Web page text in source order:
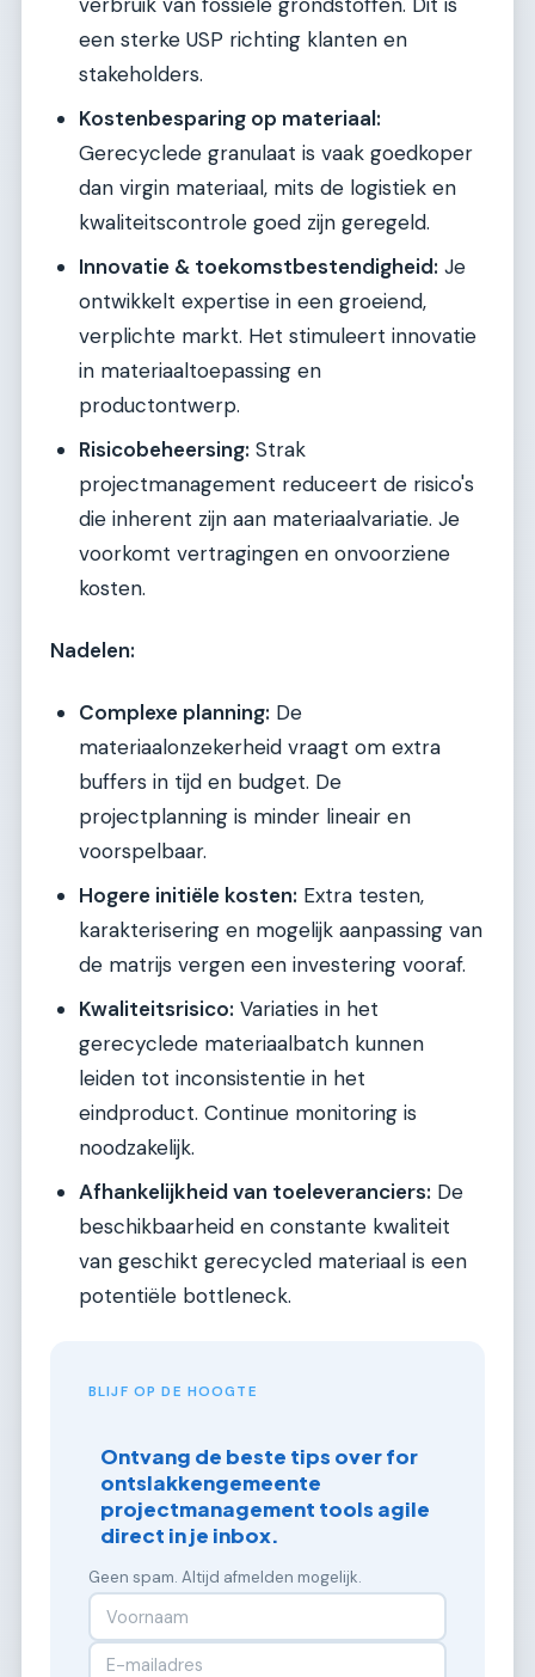
een sterke USP richting klanten en
stakeholders.
Kostenbesparing op materiaal:
Gerecyclede granulaat is vaak goedkoper
dan virgin materiaal, mits de logistiek en
kwaliteitscontrole goed zijn geregeld.
Innovatie & toekomstbestendigheid: Je
ontwikkelt expertise in een groeiend,
verplichte markt. Het stimuleert innovatie
in materiaaltoepassing en
productontwerp.
Risicobeheersing: Strak
projectmanagement reduceert de risico's
die inherent zijn aan materiaalvariatie. Je
voorkomt vertragingen en onvoorziene
kosten.
Nadelen:
Complexe planning: De
materiaalonzekerheid vraagt om extra
buffers in tijd en budget. De
projectplanning is minder lineair en
voorspelbaar.
Hogere initiële kosten: Extra testen,
karakterisering en mogelijk aanpassing van
de matrijs vergen een investering vooraf.
Kwaliteitsrisico: Variaties in het
gerecyclede materiaalbatch kunnen
leiden tot inconsistentie in het
eindproduct. Continue monitoring is
noodzakelijk.
Afhankelijkheid van toeleveranciers: De
beschikbaarheid en constante kwaliteit
van geschikt gerecycled materiaal is een
potentiële bottleneck.
BLIJF OP DE HOOGTE
Ontvang de beste tips over for
ontslakkengemeente
projectmanagement tools agile
direct in je inbox.
Geen spam. Altijd afmelden mogelijk.